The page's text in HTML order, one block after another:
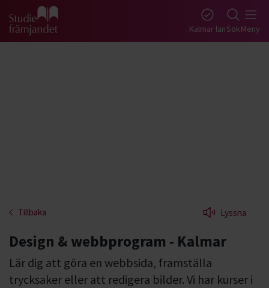
Gå till studiefrämjandets startsida Kalmar länSökMeny
Tillbaka Lyssna
Design & webbprogram - Kalmar
Lär dig att göra en webbsida, framställa
trycksaker eller att redigera bilder. Vi har kurser i